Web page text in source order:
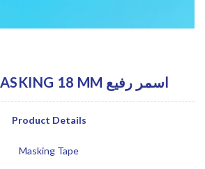
BROWN MASKING 18 MM اسمر رفيع
Product Details
Masking Tape